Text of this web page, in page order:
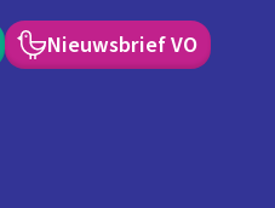
Nieuwsbrief VO